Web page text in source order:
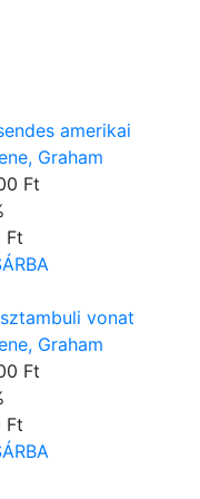
amerikai
Graham
Ft
Ft
vonat
Graham
Ft
Ft